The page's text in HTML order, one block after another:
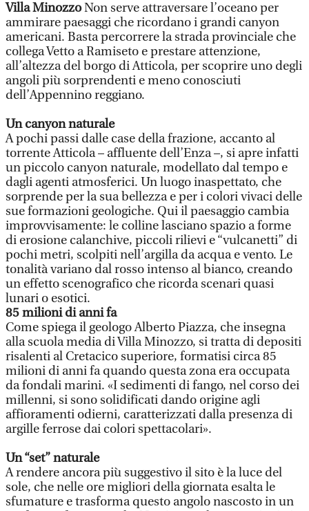
Villa MinozzoNon serve attraversare l’oceano per
ammirare paesaggi che ricordano i grandi canyon
americani. Basta percorrere la strada provinciale che
collega Vetto a Ramiseto e prestare attenzione,
all’altezza del borgo di Atticola, per scoprire uno degli
angoli più sorprendenti e meno conosciuti
dell’Appennino reggiano.
Un canyon naturale
A pochi passi dalle case della frazione, accanto al
torrente Atticola – affluente dell’Enza –, si apre infatti
un piccolo canyon naturale, modellato dal tempo e
dagli agenti atmosferici. Un luogo inaspettato, che
sorprende per la sua bellezza e per i colori vivaci delle
sue formazioni geologiche. Qui il paesaggio cambia
improvvisamente: le colline lasciano spazio a forme
di erosione calanchive, piccoli rilievi e “vulcanetti” di
pochi metri, scolpiti nell’argilla da acqua e vento. Le
tonalità variano dal rosso intenso al bianco, creando
un effetto scenografico che ricorda scenari quasi
lunari o esotici.
85 milioni di anni fa
Come spiega il geologo Alberto Piazza, che insegna
alla scuola media di Villa Minozzo, si tratta di depositi
risalenti al Cretacico superiore, formatisi circa 85
milioni di anni fa quando questa zona era occupata
da fondali marini. «I sedimenti di fango, nel corso dei
millenni, si sono solidificati dando origine agli
affioramenti odierni, caratterizzati dalla presenza di
argille ferrose dai colori spettacolari».
Un “set” naturale
A rendere ancora più suggestivo il sito è la luce del
sole, che nelle ore migliori della giornata esalta le
sfumature e trasforma questo angolo nascosto in un